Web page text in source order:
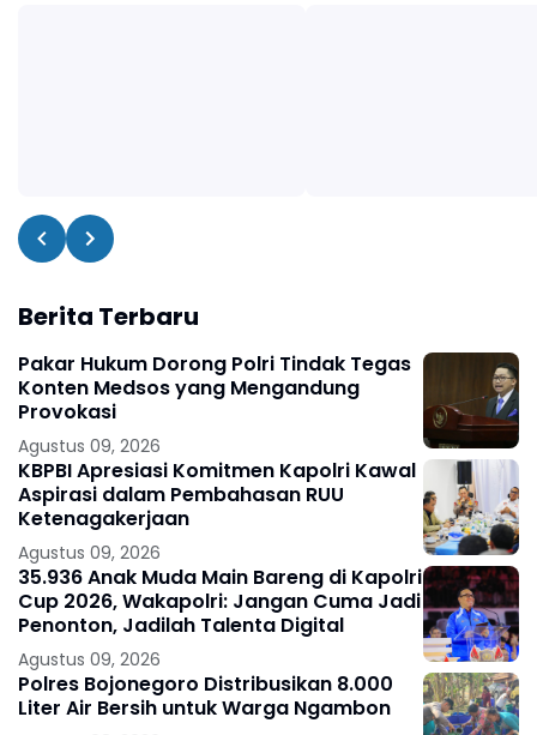
Berita Terbaru
Pakar Hukum Dorong Polri Tindak Tegas
Konten Medsos yang Mengandung
Provokasi
Agustus 09, 2026
KBPBI Apresiasi Komitmen Kapolri Kawal
Aspirasi dalam Pembahasan RUU
Ketenagakerjaan
Agustus 09, 2026
35.936 Anak Muda Main Bareng di Kapolri
Cup 2026, Wakapolri: Jangan Cuma Jadi
Penonton, Jadilah Talenta Digital
Agustus 09, 2026
Polres Bojonegoro Distribusikan 8.000
Liter Air Bersih untuk Warga Ngambon